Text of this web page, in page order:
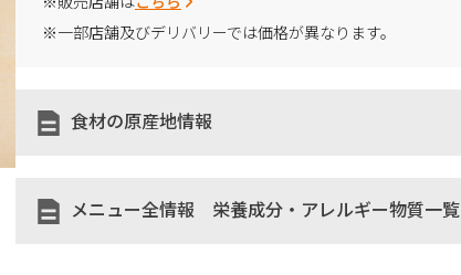
※一部店舗及びデリバリーでは価格が異なります。
食材の原産地情報
メニュー全情報 栄養成分・アレルギー物質一覧